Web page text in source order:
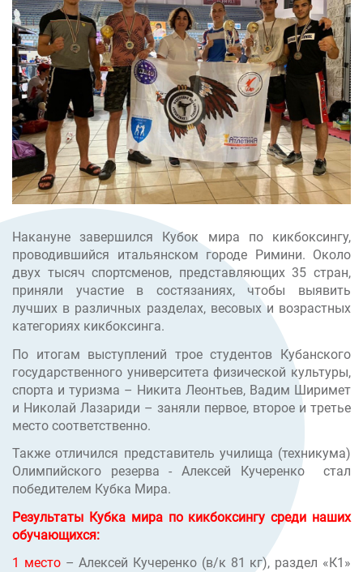
Накануне завершился Кубок мира по кикбоксингу,
проводившийся итальянском городе Римини. Около
двух тысяч спортсменов, представляющих 35 стран,
приняли участие в состязаниях, чтобы выявить
лучших в различных разделах, весовых и возрастных
категориях кикбоксинга.
По итогам выступлений трое студентов Кубанского
государственного университета физической культуры,
спорта и туризма – Никита Леонтьев, Вадим Ширимет
и Николай Лазариди – заняли первое, второе и третье
место соответственно.
Также отличился представитель училища (техникума)
Олимпийского резерва - Алексей Кучеренко стал
победителем Кубка Мира.
Результаты Кубка мира по кикбоксингу среди наших
обучающихся:
1 место– Алексей Кучеренко (в/к 81 кг), раздел «К1»